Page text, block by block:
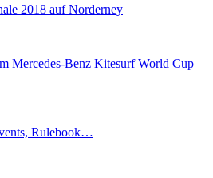
2018 auf Norderney
Mercedes-Benz Kitesurf World Cup
Rulebook…